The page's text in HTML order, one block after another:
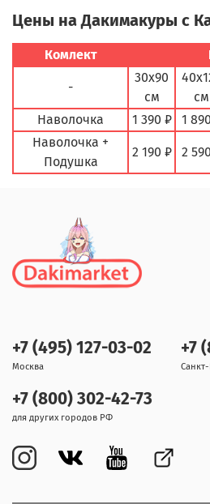
Цены на Дакимакуры с
Комлект
-
30х90
см
см
Наволочка
1 390 ₽ 1
Наволочка +
Подушка
2 190 ₽ 2
+7 (495) 127-03-02
Москва
+7
+7 (800) 302-42-73
для других городов РФ